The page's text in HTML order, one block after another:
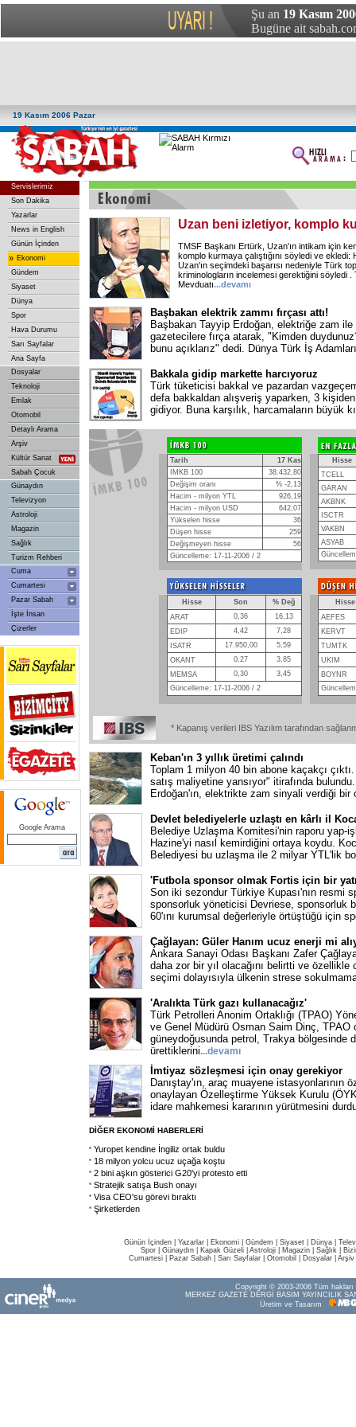
Şu an 19 Kasım
Bugüne ait
19 Kasım 2006 Pazar
Servislerimiz
Son Dakika
Yazarlar
News in English
Günün İçinden
» Ekonomi
Gündem
Siyaset
Dünya
Spor
Hava Durumu
Sarı Sayfalar
Ana Sayfa
Dosyalar
Teknoloji
Emlak
Otomobil
Detaylı Arama
Arşiv
Kültür Sanat
Sabah Çocuk
Günaydın
Televizyon
Astroloji
Magazin
Sağlık
Turizm Rehberi
Cuma
Cumartesi
Pazar Sabah
İşte İnsan
Çizerler
Google Arama
Uzan beni izletiyor, komplo
TMSF Başkanı Ertürk, Uzan'ın intikam için
komplo kurmaya çalıştığını söyledi ve
Uzan'ın seçimdeki başarısı nedeniyle Türk
kriminologların incelemesi gerektiğini söyledi .
Mevduatı...devamı
Başbakan elektrik zammı fırçası attı!
Başbakan Tayyip Erdoğan, elektriğe zam
gazetecilere fırça atarak, "Kimden
bunu açıklarız" dedi. Dünya Türk İş
Bakkala gidip markette harcıyoruz
Türk tüketicisi bakkal ve pazardan
defa bakkaldan alışveriş yaparken, 3
gidiyor. Buna karşılık, harcamaların büyük
Tarih
17 Kas
IMKB 100
38.432,80
Değişim oranı
% -2,13
Hacim - milyon YTL
926,19
Hacim - milyon USD
642,07
Yükselen hisse
36
Düşen hisse
259
Değişmeyen hisse
56
Güncelleme: 17-11-2006 / 2
Hisse
TCELL
GARAN
AKBNK
ISCTR
VAKBN
ASYAB
Hisse Son
% Değ
ARAT
0,36
16,13
EDIP
4,42
7,28
ISATR
17.950,00
5,59
OKANT
0,27
3,85
MEMSA
0,30
3,45
Güncelleme: 17-11-2006 / 2
Hisse
AEFES
KERVT
TUMTK
UKIM
BOYNR
* Kapanış verileri IBS Yazılım tarafından
Keban'ın 3 yıllık üretimi çalındı
Toplam 1 milyon 40 bin abone kaçakçı
satış maliyetine yansıyor" itirafında
Erdoğan'ın, elektrikte zam sinyali verdiği bir
Devlet belediyelerle uzlaştı en kârlı il
Belediye Uzlaşma Komitesi'nin raporu yap-
Hazine'yi nasıl kemirdiğini ortaya koydu.
Belediyesi bu uzlaşma ile 2 milyar YTL'lik
'Futbola sponsor olmak Fortis için bir
Son iki sezondur Türkiye Kupası'nın resmi
sponsorluk yöneticisi Devriese, sponsorluk
60'ını kurumsal değerleriyle örtüştüğü için
Çağlayan: Güler Hanım ucuz enerji mi
Ankara Sanayi Odası Başkanı Zafer
daha zor bir yıl olacağını belirtti ve özellikle
seçimi dolayısıyla ülkenin strese
'Aralıkta Türk gazı kullanacağız'
Türk Petrolleri Anonim Ortaklığı (TPAO)
ve Genel Müdürü Osman Saim Dinç, TPAO
güneydoğusunda petrol, Trakya bölgesinde
ürettiklerini...devamı
İmtiyaz sözleşmesi için onay gerekiyor
Danıştay'ın, araç muayene istasyonlarının
onaylayan Özelleştirme Yüksek Kurulu
idare mahkemesi kararının yürütmesini
DİĞER EKONOMİ HABERLERİ
Yuropet kendine İngiliz ortak buldu
18 milyon yolcu ucuz uçağa koştu
2 bini aşkın gösterici G20'yi protesto etti
Stratejik satışa Bush onayı
Visa CEO'su görevi bıraktı
Şirketlerden
Günün İçinden Yazarlar Ekonomi Gündem Siyaset Dünya |
Spor
Günaydın Kapak Güzeli Astroloji Magazin Sağlık
Cumartesi
Pazar Sabah Sarı Sayfalar Otomobil Dosyalar Arşiv
Copyright © 2003-2006 Tüm hakları
MERKEZ GAZETE DERGİ BASIM YAYINCILIK
Üretim ve Tasarım